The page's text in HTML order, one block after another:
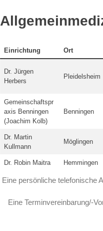
Einrichtung Ort
Dr. Jürgen
Herbers
Pleidelsheim
Gemeinschaftspr
axis Benningen
(Joachim Kolb)
Benningen
Dr. Martin
Kullmann
Möglingen
Dr. Robin Maitra Hemmingen
Eine persönliche telefonische
Eine Terminvereinbarung/-